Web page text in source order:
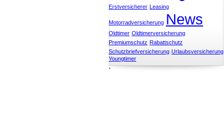
Erstversicherer Leasing
Motorradversicherung News
Oldtimer Oldtimerversicherung
Premiumschutz Rabattschutz
Schutzbriefversicherung Urlaubsversicherung
Youngtimer